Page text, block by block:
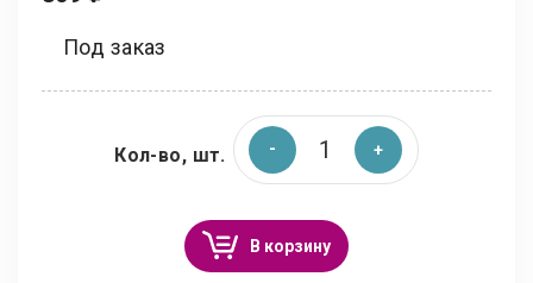
Под заказ
Кол-во, шт.
В корзину